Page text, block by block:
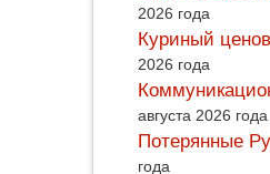
2026 года
Куриный
2026 года
августа 2026 года
Потерянные
года